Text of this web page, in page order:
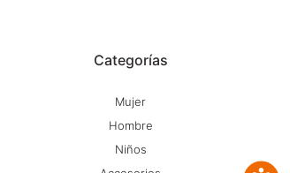
Categorías
Mujer
Hombre
Niños